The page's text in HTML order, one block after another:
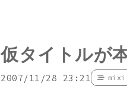
仮タイトルが
2007/11/28 23:21 mixi